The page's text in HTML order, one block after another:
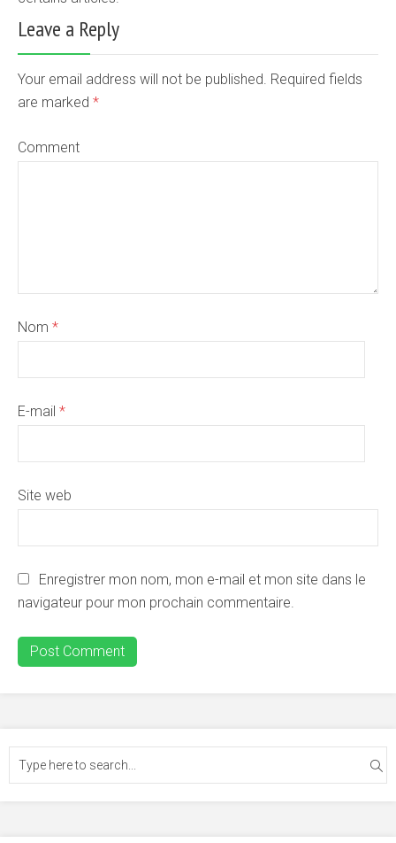
Leave a Reply
Your email address will not be published. Required fields
are marked *
Comment
Nom *
E-mail *
Site web
Enregistrer mon nom, mon e-mail et mon site dans le
navigateur pour mon prochain commentaire.